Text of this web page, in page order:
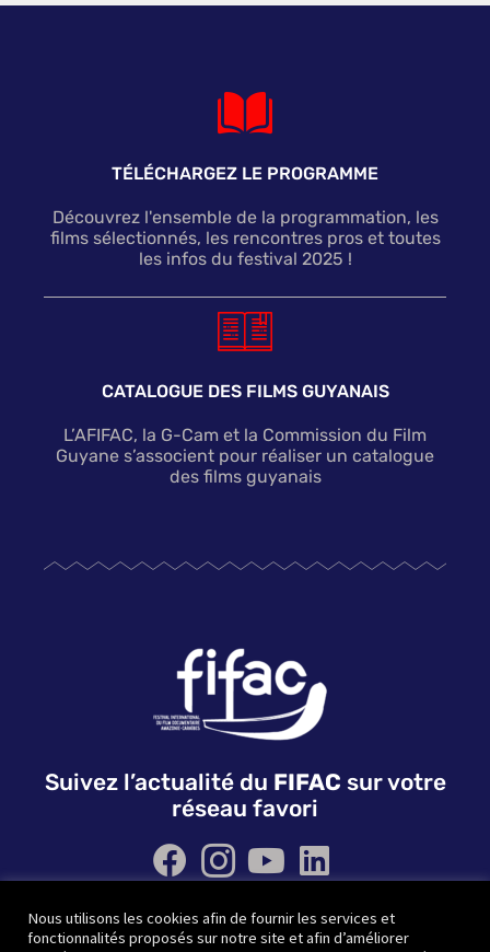
TÉLÉCHARGEZ LE PROGRAMME
Découvrez l'ensemble de la programmation, les
films sélectionnés, les rencontres pros et toutes
les infos du festival 2025 !
CATALOGUE DES FILMS GUYANAIS
L’AFIFAC, la G-Cam et la Commission du Film
Guyane s’associent pour réaliser un catalogue
des films guyanais
Suivez l’actualité du FIFAC sur votre
réseau favori
QUI SOMMES NOUS ? NOS PARTENAIRES
Nous utilisons les cookies afin de fournir les services et
fonctionnalités proposés sur notre site et afin d’améliorer